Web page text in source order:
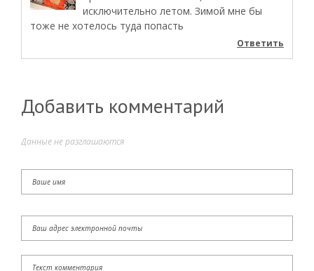
исключительно летом. Зимой мне бы
тоже не хотелось туда попасть
Ответить
Добавить комментарий
Данные не разглашаются